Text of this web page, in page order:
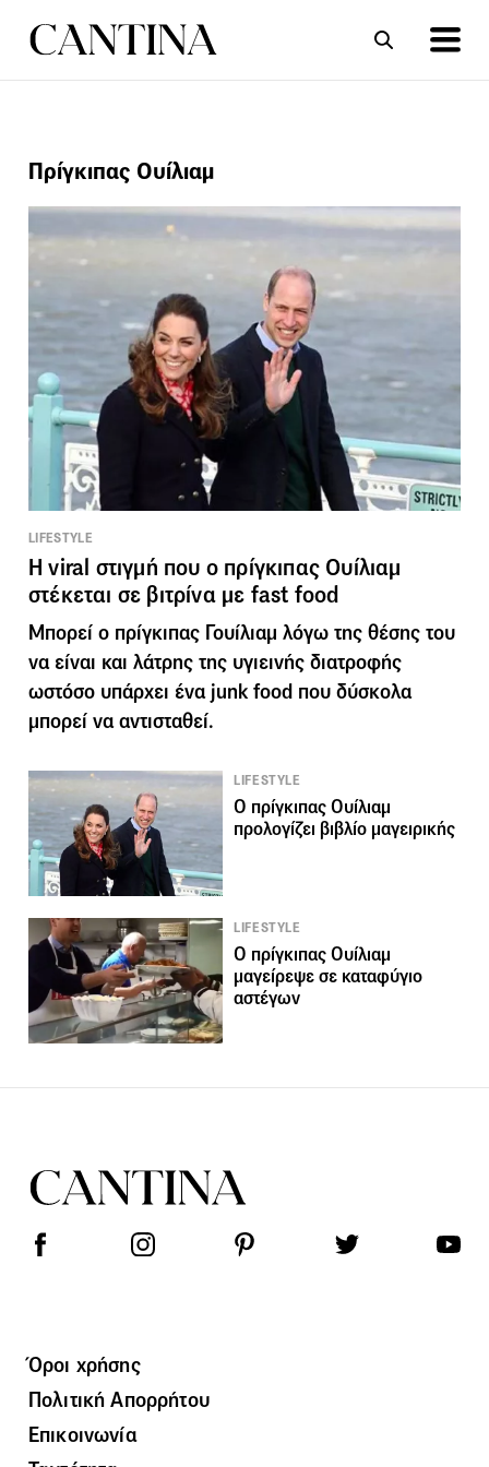
ΣΥΝΤΑΓΕΣ
Πρίγκιπας Ουίλιαμ
LIFESTYLE
Η viral στιγμή που ο πρίγκιπας Ουίλιαμ
στέκεται σε βιτρίνα με fast food
Μπορεί ο πρίγκιπας Γουίλιαμ λόγω της θέσης του
να είναι και λάτρης της υγιεινής διατροφής
ωστόσο υπάρχει ένα junk food που δύσκολα
μπορεί να αντισταθεί.
LIFESTYLE
Ο πρίγκιπας Ουίλιαμ
προλογίζει βιβλίο μαγειρικής
LIFESTYLE
Ο πρίγκιπας Ουίλιαμ
μαγείρεψε σε καταφύγιο
αστέγων
Όροι χρήσης
Πολιτική Απορρήτου
Επικοινωνία